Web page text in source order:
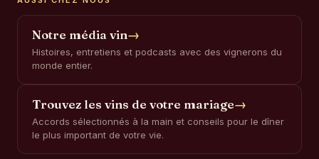
Notre média vin→
Histoires, entretiens et podcasts avec des vignerons du
monde entier.
Trouvez les vins de votre mariage→
Accords sélectionnés à la main et conseils pour le dîner
le plus important de votre vie.